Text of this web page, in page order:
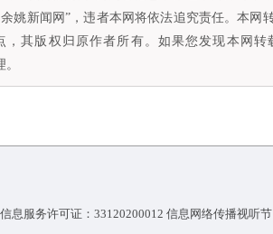
姚新闻网”，违者本网将依法追究责任。本网
其版权归原作者所有。如果您发现本网
息服务许可证：33120200012 信息网络传播视听